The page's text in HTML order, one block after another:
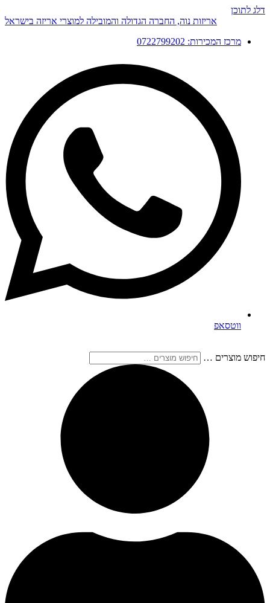
דלג לתוכן
אריזות נוה, החברה הגדולה והמובילה למוצרי אריזה בישראל
מרכז המכירות: 0722799202
ווטסאפ
חיפוש מוצרים …